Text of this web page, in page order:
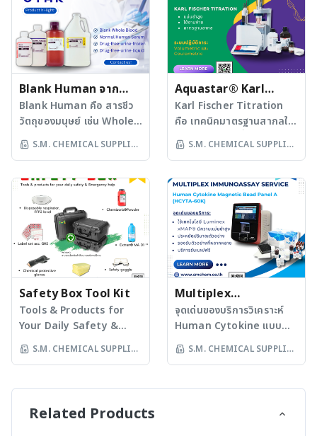
• หน้าจอสัมผัสสี ใช้งานง่าย
แม้ขณะสวมถุงมือ • มีความ
แม่นยำ และสอดคล้องกับ
มาตรฐาน GMP / HACCP
• วิเคราะห์ผล และสรุปข้อมูล
ผ่านซอฟต์แวร์ Dashboard
• ถูกออกแบบเพื่อลดความ
ต่างของเทคนิคการเก็บ
แม่นยำคงที่ • ใช้เวลาตรวจ
วัดรวดเร็ว ให้ผลลัพธ์ได้ในไม่
กี่วินาที เหมาะสำหรับ:
• โรงงานอาหาร เครื่องดื่มที่
ควบคุมความสะอาด และ
ตรวจสอบประสิทธิภาพในการ
ฆ่าเชื้อ • ห้องปฏิบัติการ
ควบคุมคุณภาพ (QC) ที่
ต้องการตรวจสอบ ATP และ
พารามิเตอร์สำคัญอื่น ๆ
• โรงพยาบาล โรงงานยา
หรือสถานประกอบการที่
ต้องการมาตรฐานความ
สะอาดสูง • งานตรวจสอบ
และรับรองมาตรฐาน HACCP,
สำหรับองค์กรที่ต้องการยก
และน่าเชื่อถือ · มี Protocol
และ Guideline ตั้งแต่ขั้น
ตอน Sample
Preparation จนถึงการอ่าน
ผล S.M. CHEMICAL
SUPPLIES มีทีม Product
Specialist ตอบทุกข้อ
สงสัย Tel: (66) 2136 6033
info@smchem.co.th
Website:
www.smchem.co.th
มี “ความหลากหลายของ
เซลล์” ซ่อนอยู่ ? · ถ้าคุณใช้
Bulk RNA-seq คุณจะได้ค่า
เฉลี่ยของการแสดงออกของ
ยีนในกลุ่มเซลล์รวม · แต่ถ้า
คุณใช้ Single-cell RNA-
seq (scRNA-seq) คุณจะ
เห็น “ยีนที่เซลล์แต่ละเซลล์
จากกัน! scRNA-seq คือ
sequencing (scRNA-seq)
คือ เทคนิคล้ำสมัยที่ช่วยให้
คุณสามารถ · วิเคราะห์การ
แสดงออกของยีนแบบราย
เซลล์ · ตรวจจับ Rare Cell
Populations ที่อาจหายไป
ใน Bulk RNA-seq · แยก
Cell Types และ States ได้
แม่นยำ · เข้าใจการ
เปลี่ยนแปลงของเซลล์ในช่วง
Differentiation,
Immune Response,
scRNA-seq · Single-Cell
plus, 300 plus และ 600
plus ประเภทงาน: · ห้อง
แล็บวิเคราะห์น้ำเสีย น้ำดื่ม
และน้ำในกระบวนการผลิต
· อุตสาหกรรมอาหารและ
เครื่องดื่ม เช่น โรงเบียร์
โรงงานน้ำตาล และน้ำมัน
· ห้องแล็บสิ่งแวดล้อม
สำหรับวิเคราะห์น้ำ ดิน และ
ตัวอย่างอื่น ๆ · งานวิจัยและ
ต้องการความแม่นยำ และ
ความรวดเร็วสูง จุดเด่นของ
SPECTROQUANT®
SPECTROPHOTOMETER
· Prove 100 plus: เครื่อง
วัดแสงในช่วง Visible (Vis)
เหมาะสำหรับงานวิเคราะห์น้ำ
เสีย และการใช้งานทั่วไป ด้วย
การทดสอบกว่า 180รายการ
สามารถตั้งโปรแกรมไว้ล่วง
เครื่อง UV/Vis สำหรับงาน
วิเคราะห์ที่ต้องการความไว
อัตโนมัติสำหรับพารามิเตอร์ที่
Blank Human จาก
UTAK
Blank Human คือ สารชีว
วัตถุของมนุษย์ เช่น Whole
Blood, Serum, หรือ Urine
ที่ผ่านกระบวนการตรวจสอบ
หมายเจือปนอยู่ (Analyte-
Free) เหมาะสำหรับใช้เป็น
ฐาน (Matrix) ในการเตรียม
สารควบคุมหรือสาร
มาตรฐานเพื่อการวิเคราะห์ใน
งานทางห้องปฏิบัติการ จุด
เด่นของ “Blank Human”
จาก UTAK · ไม่มีสารเป้า
หมาย (Analyte-Free) ผ่าน
การทดสอบเพื่อให้มั่นใจว่า
อื่นที่อาจรบกวนการวิเคราะห์
ล็อต (Lot-to-Lot
ทันที (Ready-to-Use) ไม่
S.M. CHEMICAL SUPPLIES
CO LTD
Aquastar® Karl
Fischer Reagents – รี
เอเจนต์สำหรับการ
วิเคราะห์ปริมาณน้ำ
ตัวอย่าง
Karl Fischer Titration
คือ เทคนิคมาตรฐานสากลใน
การวัดค่าความชื้น (Water
Content) ทั้งในระดับ ppm
กับตัวอย่างในรูปแบบของแข็ง
ของเหลว และก๊าซ เหมาะกับ
อุตสาหกรรม: · ยา ในการ
ตรวจสอบความชื้นในสาร
ออกฤทธิ์ (API) และ
excipients เพื่อป้องกันการ
สลายตัว · อาหาร ควบคุม
ความชื้นเพื่อรักษาคุณภาพ
การเก็บ และอายุสินค้า
· ปิโตรเคมี / พอลิเมอร์
น้ำมันหรือสารตั้งต้น เพื่อ
ป้องกันการกัดกร่อน
Aquastar® Karl Fischer
S.M. CHEMICAL SUPPLIES
CO LTD
Safety Box Tool Kit
Tools & Products for
Your Daily Safety &
Emergency Help ชุด
อุปกรณ์เพื่อความปลอดภัย
ในห้องปฏิบัติการ ความ
เป็นสิ่งที่ไม่ควรมองข้ามโดย
S.M. CHEMICAL SUPPLIES
CO LTD
Multiplex
Immunoassay
Service: Human
Cytokine Magnetic
Bead Panel A
จุดเด่นของบริการวิเคราะห์
Human Cytokine แบบ
Multiplex: · บริการ
วิเคราะห์หาปริมาณ Human
ที่มีความแม่นยำและรวดเร็ว
xMAP® สามารถวิเคราะห์
S.M. CHEMICAL SUPPLIES
CO LTD
Related Products